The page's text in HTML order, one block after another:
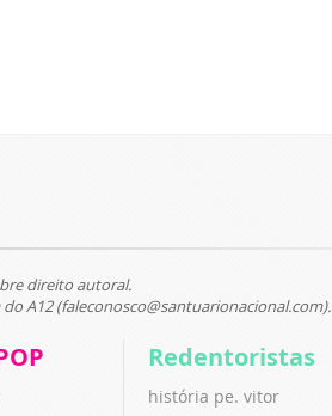
direito autoral.
A12 (faleconosco@santuarionacional.com).
Redentoristas
história pe. vitor